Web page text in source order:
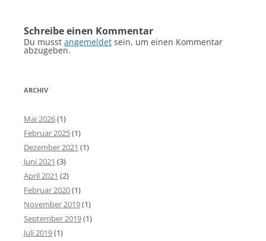
Schreibe einen Kommentar
Du musst angemeldet sein, um einen Kommentar
abzugeben.
ARCHIV
Mai 2026(1)
Februar 2025(1)
Dezember 2021 (1)
Juni 2021 (3)
April 2021 (2)
Februar 2020(1)
November 2019(1)
September 2019(1)
Juli 2019(1)